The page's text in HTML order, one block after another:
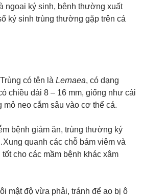
ngoại ký sinh, bệnh thường xuất
ký sinh trùng thường gặp trên cá
có tên là Lernaea, có dạng
chiều dài 8 – 16 mm, giống như cái
mỏ neo cắm sâu vào cơ thể cá.
bệnh giảm ăn, trùng thường ký
quanh các chỗ bám viêm và
cho các mầm bệnh khác xâm
mật độ vừa phải, tránh để ao bị ô